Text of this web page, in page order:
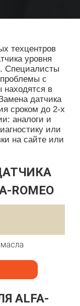
техцентров
уровня
Специалисты
с
находятся в
датчика
сроком до 2-х
аналоги и
или
на сайте или
ROMEO
ALFA-